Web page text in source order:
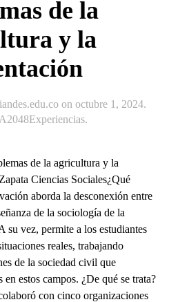
de la
y la
on octubre 1, 2024.
.
de la agricultura y la
Ciencias Sociales¿Qué
aborda la desconexión entre
de la sociología de la
su vez, permite a los estudiantes
reales, trabajando
de la sociedad civil que
estos campos. ¿De qué se trata?
con cinco organizaciones